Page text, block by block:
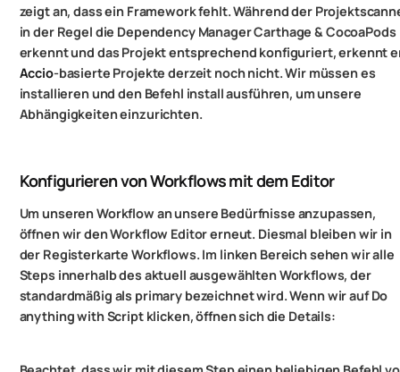
zeigt an, dass ein Framework fehlt. Während der
in der Regel die Dependency Manager Carthage & CocoaPods
erkennt und das Projekt entsprechend konfiguriert, erkennt
Accio-basierte Projekte derzeit noch nicht. Wir müssen es
installieren und den Befehl install ausführen, um unsere
Abhängigkeiten einzurichten.
Konfigurieren von Workflows mit dem Editor
Um unseren Workflow an unsere Bedürfnisse anzupassen,
öffnen wir den Workflow Editor erneut. Diesmal bleiben wir in
der Registerkarte Workflows. Im linken Bereich sehen wir alle
Steps innerhalb des aktuell ausgewählten Workflows, der
standardmäßig als primary bezeichnet wird. Wenn wir auf Do
anything with Script klicken, öffnen sich die Details: